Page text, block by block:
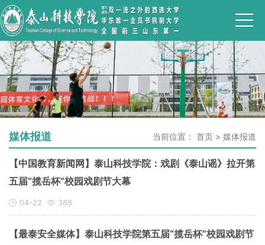
媒体报道 当前位置： 首页 > 媒体报道
【中国教育新闻网】泰山科技学院：戏剧《泰山谣》拉开第
五届“揽岳杯”校园戏剧节大幕
04-22 388
【最泰安全媒体】泰山科技学院第五届“揽岳杯”校园戏剧节